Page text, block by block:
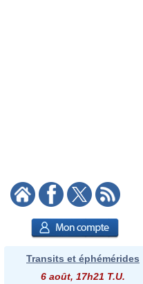
Transits et éphémérides
6 août, 17h21 T.U.